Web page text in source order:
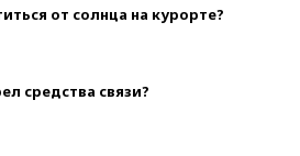
от солнца на курорте?
средства связи?